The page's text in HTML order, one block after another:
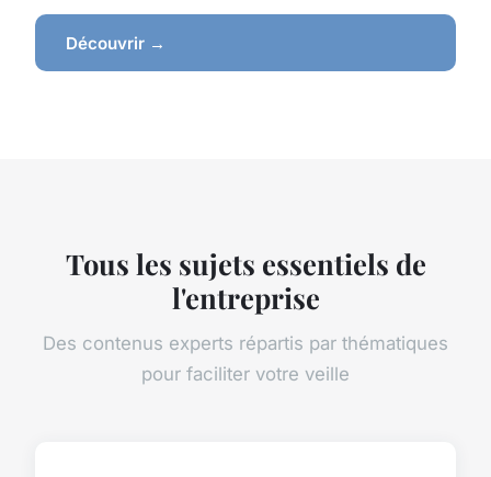
Découvrir →
Tous les sujets essentiels de
l'entreprise
Des contenus experts répartis par thématiques
pour faciliter votre veille